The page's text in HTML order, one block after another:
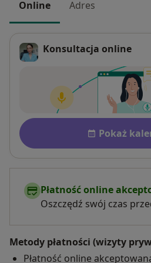
Online Adres
Konsultacja online
Dostępność
Pokaż
Płatność online
Oszczędź swój czas
Metody płatności (wizyty
Płatność online